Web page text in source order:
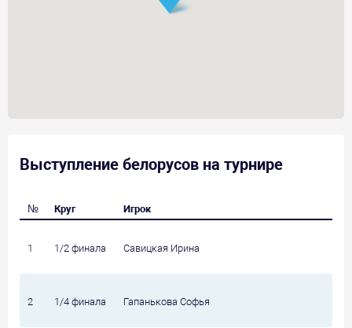
Выступление белорусов на турнире
№ Круг Игрок
1 1/2 финала Савицкая Ирина
2 1/4 финала Гапанькова Софья